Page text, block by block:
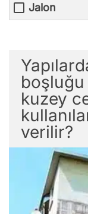
Jalon
kuzey
verilir?